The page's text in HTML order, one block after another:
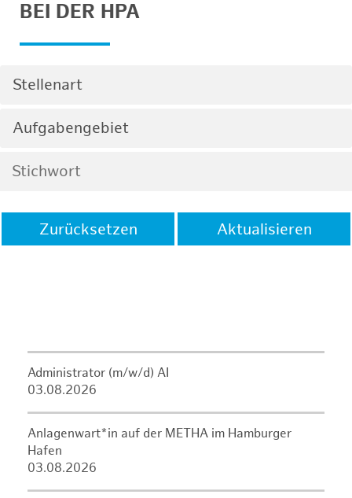
BEI DER HPA
Stellenart
Aufgabengebiet
Zurücksetzen Aktualisieren
Administrator (m/w/d) AI
03.08.2026
Anlagenwart*in auf der METHA im Hamburger
Hafen
03.08.2026